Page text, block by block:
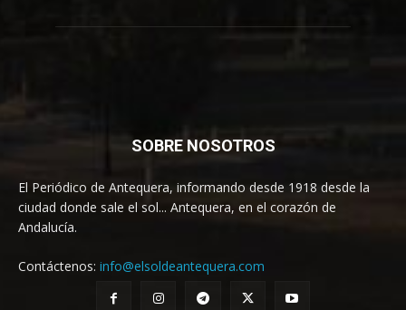
SOBRE NOSOTROS
El Periódico de Antequera, informando desde 1918 desde la
ciudad donde sale el sol... Antequera, en el corazón de
Andalucía.
Contáctenos: info@elsoldeantequera.com